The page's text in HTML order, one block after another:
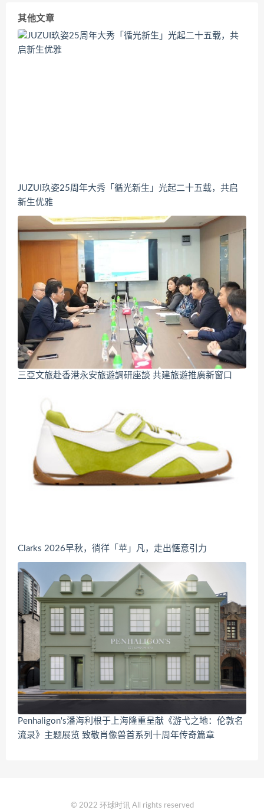
其他文章
JUZUI玖姿25周年大秀「循光新生」光起二十五载，共启
新生优雅
三亞文旅赴香港永安旅遊調研座談 共建旅遊推廣新窗口
Clarks 2026早秋，徜徉「苹」凡，走出惬意引力
Penhaligon's潘海利根于上海隆重呈献《游弋之地：伦敦名
流录》主题展览 致敬肖像兽首系列十周年传奇篇章
© 2022 环球时讯 All rights reserved